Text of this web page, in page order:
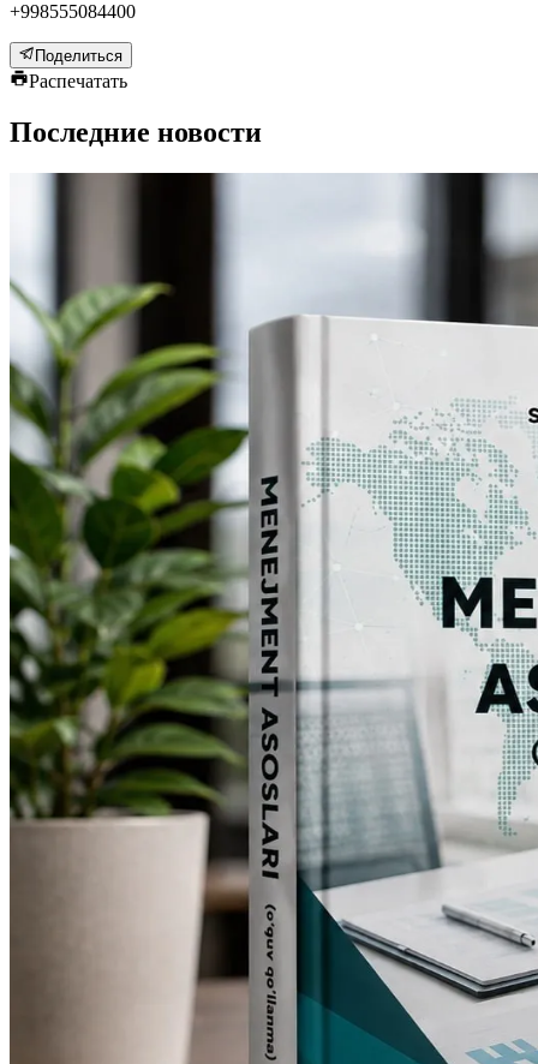
+998555084400
Поделиться
Распечатать
Последние новости